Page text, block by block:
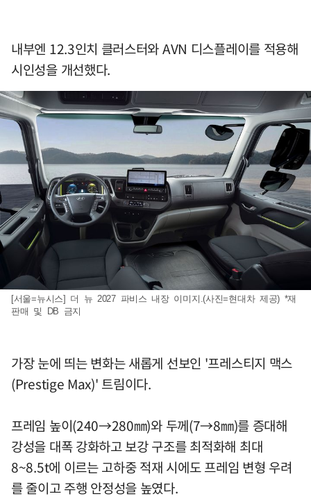
내부엔 12.3인치 클러스터와 AVN 디스플레이를 적용해
시인성을 개선했다.
[서울=뉴시스] 더 뉴 2027 파비스 내장 이미지.(사진=현대차 제공) *재
판매 및 DB 금지
가장 눈에 띄는 변화는 새롭게 선보인 '프레스티지 맥스
(Prestige Max)' 트림이다.
프레임 높이(240→280㎜)와 두께(7→8㎜)를 증대해
강성을 대폭 강화하고 보강 구조를 최적화해 최대
8~8.5t에 이르는 고하중 적재 시에도 프레임 변형 우려
를 줄이고 주행 안정성을 높였다.